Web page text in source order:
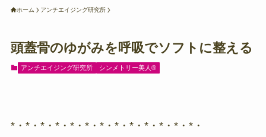
ホーム アンチエイジング研究所
頭蓋骨のゆがみを呼吸でソフトに整える
アンチエイジング研究所 シンメトリー美人®️
*・*・*・*・*・*・*・*・*・*・*・*・*・